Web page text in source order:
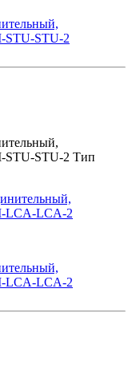
STU-2
STU-2 Тип
LCA-LCA-2